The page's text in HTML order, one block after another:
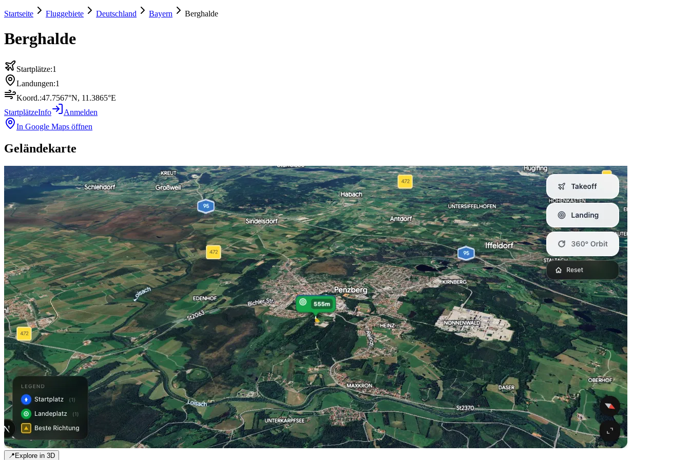
Startseite Fluggebiete Deutschland Bayern Berghalde
Berghalde
Startplätze:1
Landungen:1
Koord.:47.7567°N, 11.3865°E
StartplätzeInfo
Anmelden
In Google Maps öffnen
Geländekarte
📍Explore in 3D